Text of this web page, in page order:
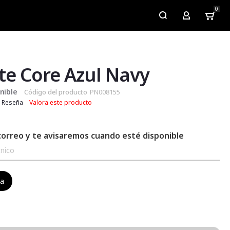
My Account
0
Core Azul Navy
Código del producto PN008155
Reseña Valora este producto
y te avisaremos cuando esté disponible